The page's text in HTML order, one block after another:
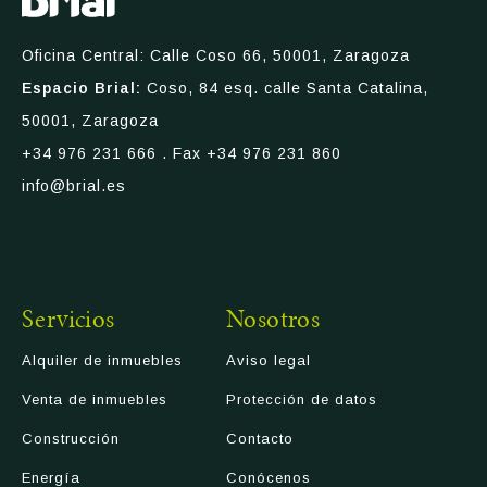
Oficina Central: Calle Coso 66, 50001, Zaragoza
Espacio Brial: Coso, 84 esq. calle Santa Catalina,
50001, Zaragoza
+34 976 231 666 . Fax +34 976 231 860
info@brial.es
Servicios
Alquiler de inmuebles
Venta de inmuebles
Construcción
Energía
Nosotros
Aviso legal
Protección de datos
Contacto
Conócenos